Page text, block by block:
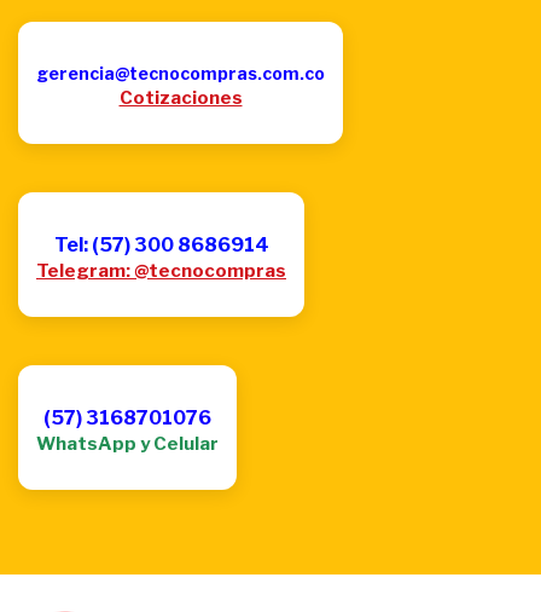
gerencia@tecnocompras.com.co
Cotizaciones
Tel: (57) 300 8686914
Telegram: @tecnocompras
(57) 3168701076
WhatsApp y Celular